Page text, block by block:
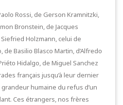
Rossi, de Gerson Kramnitzki,
Bronstein, de Jacques
Holzmann, celui de
Basilio Blasco Martin, d’Alfredo
Hidalgo, de Miguel Sanchez
français jusqu’à leur dernier
humaine du refus d’un
Ces étrangers, nos frères